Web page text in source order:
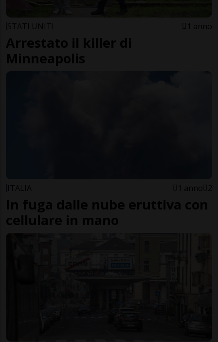
STATI UNITI 1 anno
Arrestato il killer di
Minneapolis
ITALIA 1 anno 2
In fuga dalle nube eruttiva con
cellulare in mano